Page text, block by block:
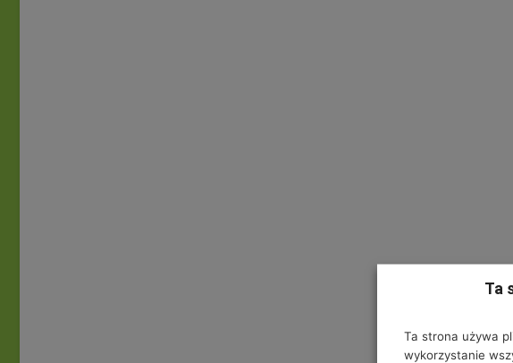
Ta
Ta strona używa
wykorzystanie